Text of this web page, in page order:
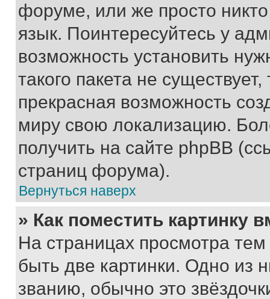
форуме, или же просто
язык. Поинтересуйтесь у
возможность установить
такого пакета не
прекрасная возможность
миру свою локализацию.
получить на сайте phpBB
страниц форума).
Вернуться наверх
» Как поместить картинку
На страницах просмотра
быть две картинки. Одно из
званию, обычно это